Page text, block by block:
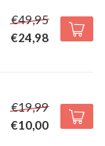
€49,95
€24,98
€19,99
€10,00